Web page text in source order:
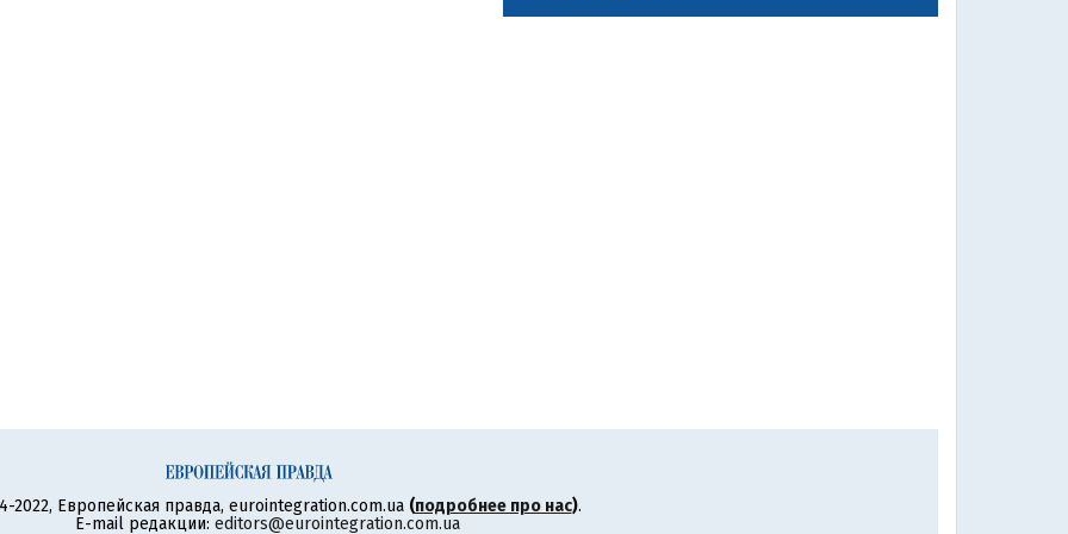
2022, Европейская правда, eurointegration.com.ua (подробнее про нас).
E-mail редакции: editors@eurointegration.com.ua